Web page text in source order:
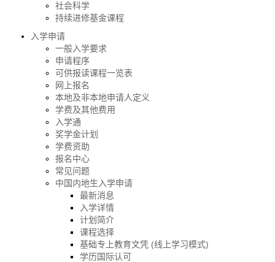
社会科学
持续进修基金课程
入学申请
一般入学要求
申请程序
可供报读课程一览表
网上报名
本地及非本地申请人定义
学费及其他费用
入学通
奖学金计划
学费资助
报名中心
常见问题
中国内地生入学申请
最新消息
入学详情
计划简介
课程选择
基础专上教育文凭 (线上学习模式)
学历国际认可